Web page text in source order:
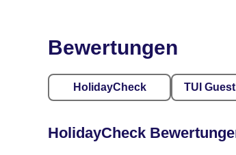
Bewertungen
HolidayCheck TUI
HolidayCheck